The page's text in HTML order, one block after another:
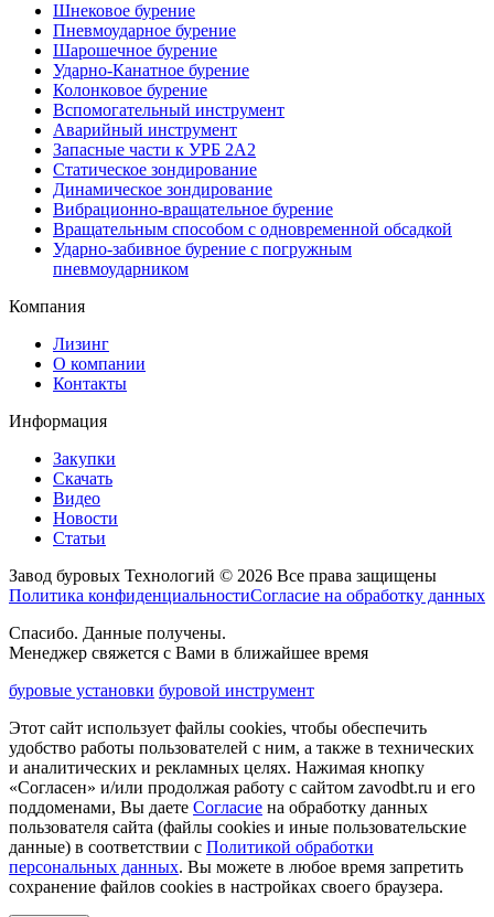
Шнековое бурение
Пневмоударное бурение
Шарошечное бурение
Ударно-Канатное бурение
Колонковое бурение
Вспомогательный инструмент
Аварийный инструмент
Запасные части к УРБ 2А2
Статическое зондирование
Динамическое зондирование
Вибрационно-вращательное бурение
Вращательным способом с одновременной обсадкой
Ударно-забивное бурение с погружным
пневмоударником
Компания
Лизинг
О компании
Контакты
Информация
Закупки
Скачать
Видео
Новости
Статьи
Завод буровых Технологий © 2026 Все права защищены
Политика конфиденциальностиСогласие на обработку данных
Спасибо. Данные получены.
Менеджер свяжется с Вами в ближайшее время
буровые установки буровой инструмент
Этот сайт использует файлы cookies, чтобы обеспечить
удобство работы пользователей с ним, а также в технических
и аналитических и рекламных целях. Нажимая кнопку
«Согласен» и/или продолжая работу с сайтом zavodbt.ru и его
поддоменами, Вы даете Согласие на обработку данных
пользователя сайта (файлы cookies и иные пользовательские
данные) в соответствии с Политикой обработки
персональных данных. Вы можете в любое время запретить
сохранение файлов cookies в настройках своего браузера.